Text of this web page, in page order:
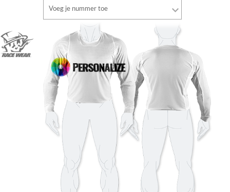
Contour kleur
Geen contour
TOEVOEGEN
Voeg je nummer toe
stijl
Tekstkleur
Contour kleur
Geen contour
TOEVOEGEN